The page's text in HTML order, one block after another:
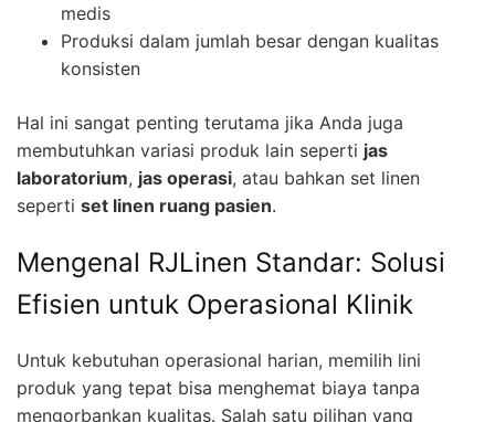
medis
Produksi dalam jumlah besar dengan kualitas
konsisten
Hal ini sangat penting terutama jika Anda juga
membutuhkan variasi produk lain seperti jas
laboratorium, jas operasi, atau bahkan set linen
seperti set linen ruang pasien.
Mengenal RJLinen Standar: Solusi
Efisien untuk Operasional Klinik
Untuk kebutuhan operasional harian, memilih lini
produk yang tepat bisa menghemat biaya tanpa
mengorbankan kualitas. Salah satu pilihan yang